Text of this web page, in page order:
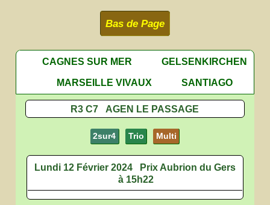
Bas de Page
CAGNES SUR MER
GELSENKIRCHEN
MARSEILLE VIVAUX
SANTIAGO
R3 C7 AGEN LE PASSAGE
2sur4 Trio Multi
Lundi 12 Février 2024
Prix Aubrion du Gers
à 15h22